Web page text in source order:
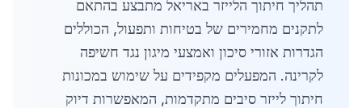
תהליך חיתוך הלייזר באריאל מתבצע בהתאם
לתקנים מחמירים של בטיחות ותפעול, הכוללים
הגדרות אזורי סיכון ואמצעי מיגון נגד חשיפה
לקרינה. המפעלים מקפידים על שימוש במכונות
חיתוך לייזר סיבים מתקדמות, המאפשרות דיוק